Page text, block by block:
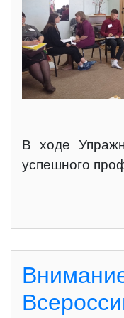
В ходе
успешного